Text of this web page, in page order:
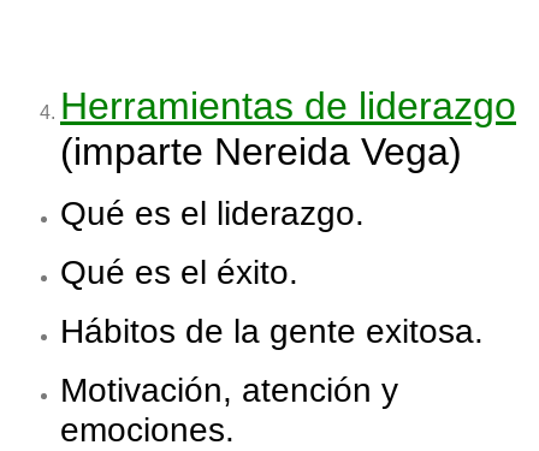
Herramientas de liderazgo
(imparte Nereida Vega)
Qué es el liderazgo.
Qué es el éxito.
Hábitos de la gente exitosa.
Motivación, atención y
emociones.